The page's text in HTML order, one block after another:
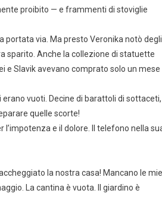
proibito — e frammenti di stoviglie
portata via. Ma presto Veronika notò degli
sparito. Anche la collezione di statuette
e Slavik avevano comprato solo un mese
vuoti. Decine di barattoli di sottaceti,
quelle scorte!
e il dolore. Il telefono nella
la nostra casa! Mancano le mie
La cantina è vuota. Il giardino è